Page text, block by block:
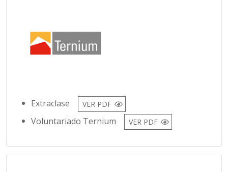
Extraclase VER PDF
Voluntariado Ternium VER PDF